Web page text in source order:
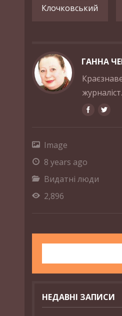
Клочковський
ГАННА
журналіст.
Image
8 years ago
Видатні люди
2,896
НЕДАВНІ ЗАПИСИ